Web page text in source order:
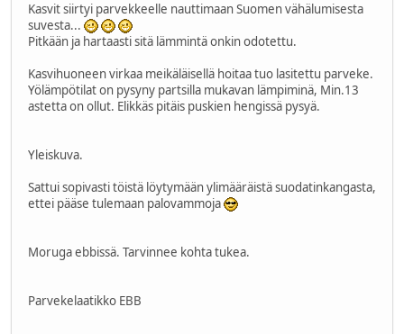
Kasvit siirtyi parvekkeelle nauttimaan Suomen vähälumisesta
suvesta...
Pitkään ja hartaasti sitä lämmintä onkin odotettu.
Kasvihuoneen virkaa meikäläisellä hoitaa tuo lasitettu parveke.
Yölämpötilat on pysyny partsilla mukavan lämpiminä, Min.13
astetta on ollut. Elikkäs pitäis puskien hengissä pysyä.
Yleiskuva.
Sattui sopivasti töistä löytymään ylimääräistä suodatinkangasta,
ettei pääse tulemaan palovammoja
Moruga ebbissä. Tarvinnee kohta tukea.
Parvekelaatikko EBB